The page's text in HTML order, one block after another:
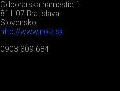
Odborarska námestie 1
811 07 Bratislava
Slovensko
http://www.noiz.sk
0903 309 684